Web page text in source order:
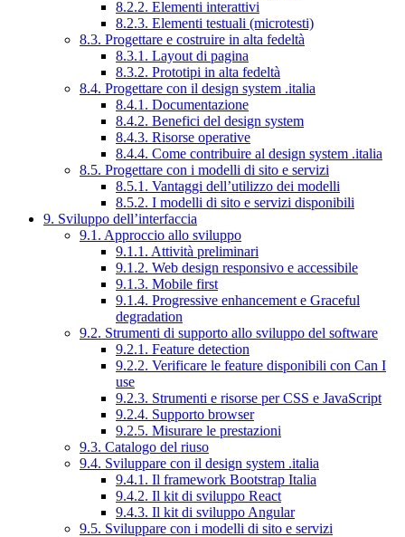
8.2.2. Elementi interattivi
8.2.3. Elementi testuali (microtesti)
8.3. Progettare e costruire in alta fedeltà
8.3.1. Layout di pagina
8.3.2. Prototipi in alta fedeltà
8.4. Progettare con il design system .italia
8.4.1. Documentazione
8.4.2. Benefici del design system
8.4.3. Risorse operative
8.4.4. Come contribuire al design system .italia
8.5. Progettare con i modelli di sito e servizi
8.5.1. Vantaggi dell’utilizzo dei modelli
8.5.2. I modelli di sito e servizi disponibili
9. Sviluppo dell’interfaccia
9.1. Approccio allo sviluppo
9.1.1. Attività preliminari
9.1.2. Web design responsivo e accessibile
9.1.3. Mobile first
9.1.4. Progressive enhancement e Graceful
degradation
9.2. Strumenti di supporto allo sviluppo del software
9.2.1. Feature detection
9.2.2. Verificare le feature disponibili con Can I
use
9.2.3. Strumenti e risorse per CSS e JavaScript
9.2.4. Supporto browser
9.2.5. Misurare le prestazioni
9.3. Catalogo del riuso
9.4. Sviluppare con il design system .italia
9.4.1. Il framework Bootstrap Italia
9.4.2. Il kit di sviluppo React
9.4.3. Il kit di sviluppo Angular
9.5. Sviluppare con i modelli di sito e servizi